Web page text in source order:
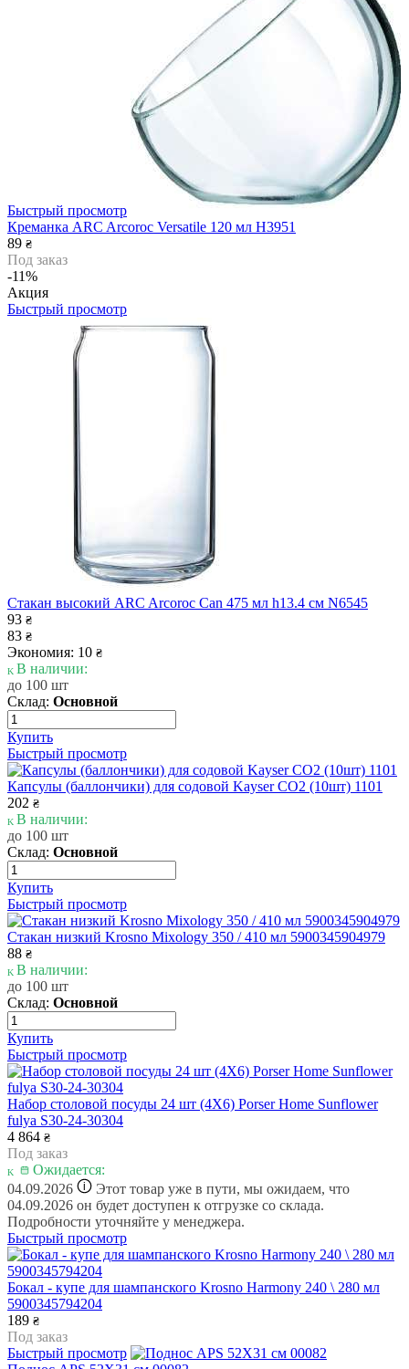
Быстрый просмотр
Креманка ARC Arcoroc Versatile 120 мл H3951
89 ₴
Под заказ
-11%
Акция
Быстрый просмотр
Стакан высокий ARC Arcoroc Can 475 мл h13.4 см N6545
93 ₴
83 ₴
Экономия: 10 ₴
В наличии:
до 100 шт
Склад: Основной
Купить
Быстрый просмотр
Капсулы (баллончики) для содовой Kayser CO2 (10шт) 1101
202 ₴
В наличии:
до 100 шт
Склад: Основной
Купить
Быстрый просмотр
Стакан низкий Krosno Mixology 350 / 410 мл 5900345904979
88 ₴
В наличии:
до 100 шт
Склад: Основной
Купить
Быстрый просмотр
Набор столовой посуды 24 шт (4X6) Porser Home Sunflower
fulya S30-24-30304
4 864 ₴
Под заказ
Ожидается:
04.09.2026
i
Этот товар уже в пути, мы ожидаем, что
04.09.2026 он будет доступен к отгрузке со склада.
Подробности уточняйте у менеджера.
Быстрый просмотр
Бокал - купе для шампанского Krosno Harmony 240 \ 280 мл
5900345794204
189 ₴
Под заказ
Быстрый просмотр